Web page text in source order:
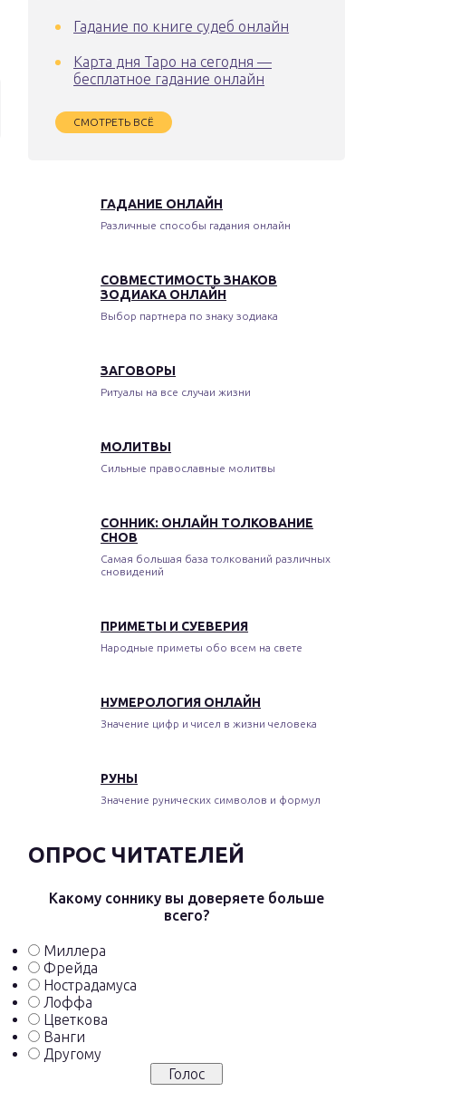
Гадание по книге судеб онлайн
Карта дня Таро на сегодня —
бесплатное гадание онлайн
СМОТРЕТЬ ВСЁ
ГАДАНИЕ ОНЛАЙН
Различные способы гадания онлайн
СОВМЕСТИМОСТЬ ЗНАКОВ
ЗОДИАКА ОНЛАЙН
Выбор партнера по знаку зодиака
ЗАГОВОРЫ
Ритуалы на все случаи жизни
МОЛИТВЫ
Сильные православные молитвы
СОННИК: ОНЛАЙН ТОЛКОВАНИЕ
СНОВ
Самая большая база толкований различных
сновидений
ПРИМЕТЫ И СУЕВЕРИЯ
Народные приметы обо всем на свете
НУМЕРОЛОГИЯ ОНЛАЙН
Значение цифр и чисел в жизни человека
РУНЫ
Значение рунических символов и формул
ОПРОС ЧИТАТЕЛЕЙ
Какому соннику вы доверяете больше
всего?
Миллера
Фрейда
Нострадамуса
Лоффа
Цветкова
Ванги
Другому